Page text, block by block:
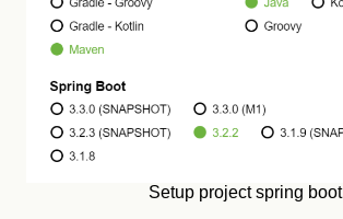
Setup project spring boot